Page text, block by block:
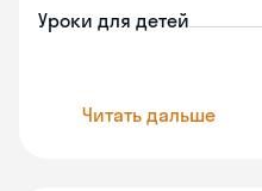
Уроки для детей
Читать дальше